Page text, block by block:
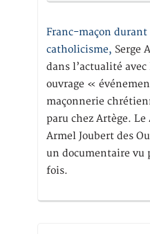
Franc-maçon
catholicisme, Serge
dans l’actualité
ouvrage «
maçonnerie
paru chez Artège. Le
Armel Joubert des
un documentaire vu
fois.